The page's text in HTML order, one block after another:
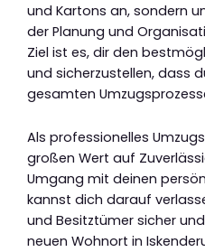
und Kartons an, sondern
der Planung und
Ziel ist es, dir den
und sicherzustellen, dass
gesamten
Als professionelles
großen Wert auf
Umgang mit deinen
kannst dich darauf
und Besitztümer sicher
neuen Wohnort in